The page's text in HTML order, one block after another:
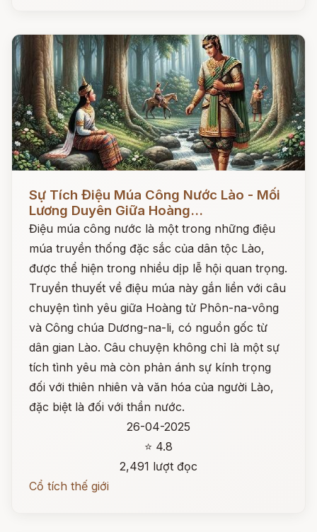
Sự Tích Điệu Múa Công Nước Lào - Mối
Lương Duyên Giữa Hoàng...
Điệu múa công nước là một trong những điệu
múa truyền thống đặc sắc của dân tộc Lào,
được thể hiện trong nhiều dịp lễ hội quan trọng.
Truyền thuyết về điệu múa này gắn liền với câu
chuyện tình yêu giữa Hoàng tử Phôn-na-vông
và Công chúa Dương-na-li, có nguồn gốc từ
dân gian Lào. Câu chuyện không chỉ là một sự
tích tình yêu mà còn phản ánh sự kính trọng
đối với thiên nhiên và văn hóa của người Lào,
đặc biệt là đối với thần nước.
26-04-2025
⭐ 4.8
2,491 lượt đọc
Cổ tích thế giới